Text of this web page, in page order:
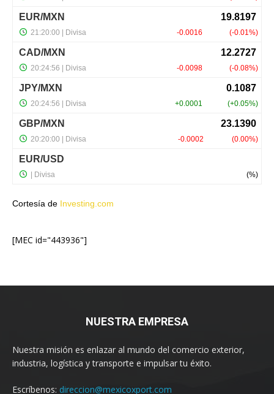
Cortesía de Investing.com
[MEC id="443936"]
NUESTRA EMPRESA
Nuestra misión es enlazar al mundo del comercio exterior,
industria, logística y transporte e impulsar tu éxito.
Escríbenos: direccion@mexicoxport.com